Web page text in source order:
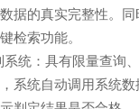
据的真实完整性。
检索功能。
统：具有限量查询
系统自动调用系统